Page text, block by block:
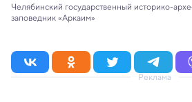
Челябинский государственный историко-
заповедник «Аркаим»
Реклама